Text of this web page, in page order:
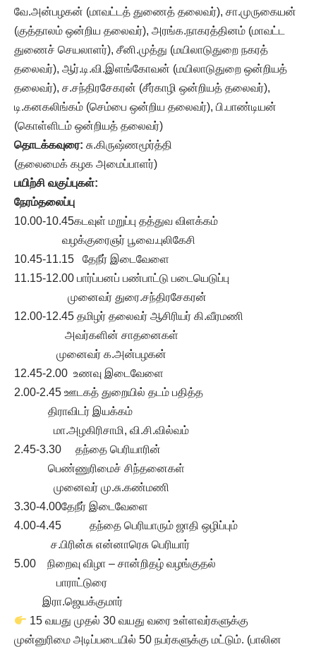
வே.அன்பழகன் (மாவட்டத் துணைத் தலைவர்), சா.முருகையன்
(குத்தாலம் ஒன்றிய தலைவர்), அரங்க.நாகரத்தினம் (மாவட்ட
துணைச் செயலாளர்), சீனி.முத்து (மயிலாடுதுறை நகரத்
தலைவர்), ஆர்.டி.வி.இளங்கோவன் (மயிலாடுதுறை ஒன்றியத்
தலைவர்), ச.சந்திரசேகரன் (சீர்காழி ஒன்றியத் தலைவர்),
டி.கனகலிங்கம் (செம்பை ஒன்றிய தலைவர்), பி.பாண்டியன்
(கொள்ளிடம் ஒன்றியத் தலைவர்)
தொடக்கவுரை: சு.கிருஷ்ணமூர்த்தி
(தலைமைக் கழக அமைப்பாளர்)
பயிற்சி வகுப்புகள்:
நேரம்தலைப்பு
10.00-10.45கடவுள் மறுப்பு தத்துவ விளக்கம்
வழக்குரைஞர் பூவை.புலிகேசி
10.45-11.15 தேநீர் இடைவேளை
11.15-12.00 பார்ப்பனப் பண்பாட்டு படையெடுப்பு
முனைவர் துரை.சந்திரசேகரன்
12.00-12.45 தமிழர் தலைவர் ஆசிரியர் கி.வீரமணி
அவர்களின் சாதனைகள்
முனைவர் க.அன்பழகன்
12.45-2.00 உணவு இடைவேளை
2.00-2.45 ஊடகத் துறையில் தடம் பதித்த
திராவிடர் இயக்கம்
மா.அழகிரிசாமி, வி.சி.வில்வம்
2.45-3.30 தந்தை பெரியாரின்
பெண்ணுரிமைச் சிந்தனைகள்
முனைவர் மு.சு.கண்மணி
3.30-4.00தேநீர் இடைவேளை
4.00-4.45 தந்தை பெரியாரும் ஜாதி ஒழிப்பும்
ச.பிரின்சு என்னாரெசு பெரியார்
5.00 நிறைவு விழா – சான்றிதழ் வழங்குதல்
பாராட்டுரை
இரா.ஜெயக்குமார்
15 வயது முதல் 30 வயது வரை உள்ளவர்களுக்கு
முன்னுரிமை அடிப்படையில் 50 நபர்களுக்கு மட்டும். (பாலின